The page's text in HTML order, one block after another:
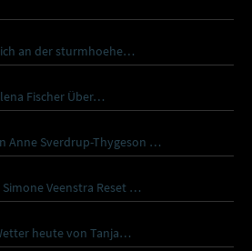
an der sturmhoehe…
Fischer Über…
Anne Sverdrup-Thygeson …
Veenstra Reset …
heute von Tanja…